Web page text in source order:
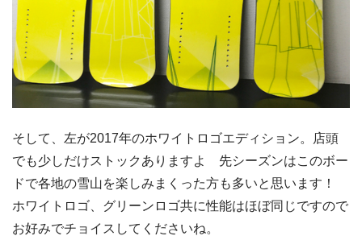
そして、左が2017年のホワイトロゴエディション。店頭
でも少しだけストックありますよ 先シーズンはこのボー
ドで各地の雪山を楽しみまくった方も多いと思います！
ホワイトロゴ、グリーンロゴ共に性能はほぼ同じですので
お好みでチョイスしてくださいね。